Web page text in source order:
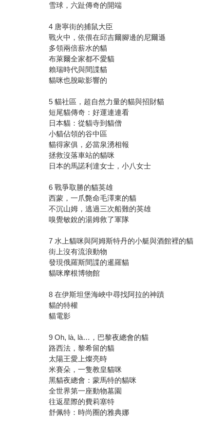
雪球，六趾傳奇的開端
4 唐寧街的捕鼠大臣
戰火中，依偎在邱吉爾腳邊的尼爾遜
多領兩倍薪水的貓
布萊爾全家都不愛貓
賴瑞時代與間諜貓
貓咪也脫歐影響的
5 貓社區，超自然力量的貓與招財貓
短尾貓傳奇：好運連連看
日本貓：從貓寺到貓僧
小貓佔領的谷中區
貓得家俱，必當泉湧相報
拯救沒落車站的貓咪
日本的馬諾利達女士，小八女士
6 戰爭取勝的貓英雄
西蒙，一爪斃命毛澤東的貓
不沉山姆，逃過三次船難的英雄
嗅覺敏銳的湯姆救了軍隊
7 水上貓咪與阿姆斯特丹的小艇與酒館裡的貓
街上沒有流浪動物
發現俄羅斯間諜的暹羅貓
貓咪摩根博物館
8 在伊斯坦堡海峽中尋找阿拉的神蹟
貓的特權
貓電影
9 Oh, là, là…，巴黎夜總會的貓
路西法，黎希留的貓
太陽王愛上燦亮時
米賽朵，一隻教皇貓咪
黑貓夜總會：蒙馬特的貓咪
全世界第一座動物墓園
往返星際的費莉塞特
舒佩特：時尚圈的雅典娜